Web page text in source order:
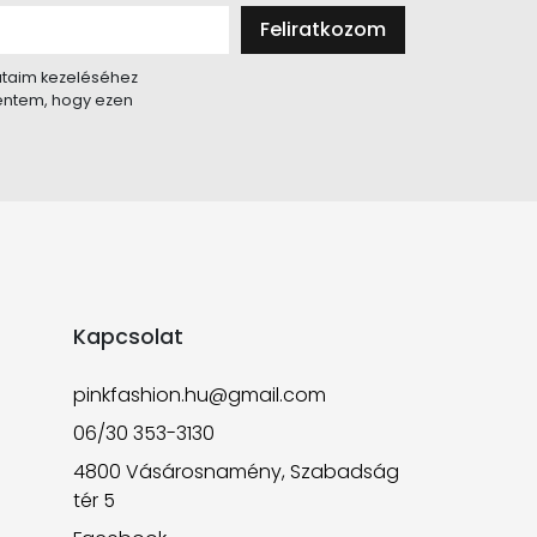
Feliratkozom
kezeléséhez
hogy ezen
Kapcsolat
pinkfashion.hu@gmail.com
06/30 353-3130
4800 Vásárosnamény, Szabadság
tér 5